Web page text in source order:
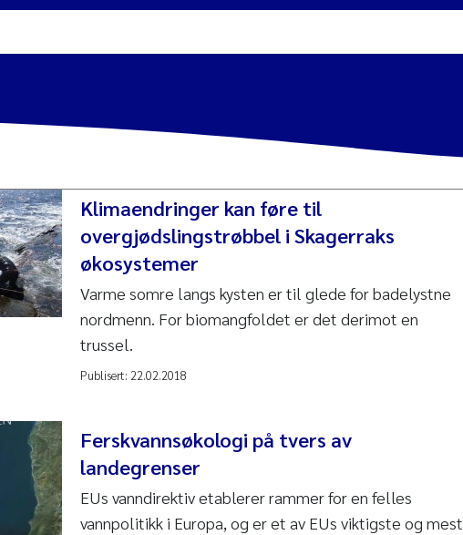
Klimaendringer kan føre til
overgjødslingstrøbbel i Skagerraks
økosystemer
Varme somre langs kysten er til glede for badelystne
nordmenn. For biomangfoldet er det derimot en
trussel.
Publisert: 22.02.2018
Ferskvannsøkologi på tvers av
landegrenser
EUs vanndirektiv etablerer rammer for en felles
vannpolitikk i Europa, og er et av EUs viktigste og mest